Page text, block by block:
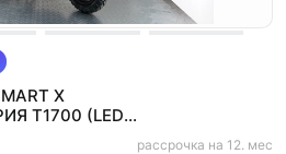
X
T1700 (LED
рассрочка на 12. мес